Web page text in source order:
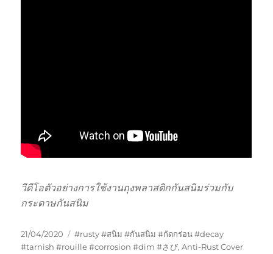
วีดีโอตัวอย่างการใช้งานถุงพลาสติกกันสนิมร่วมกับ
กระดาษกันสนิม
Posted
on
21/04/2020 Tags
#rusty #สนิม #กันสนิม #กัดกร่อน #decay
#tarnish #rouille #corrosion #dim #さび,Anti-Rust Cover